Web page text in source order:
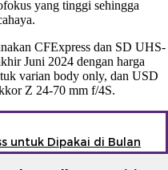
yang tinggi sehingga
CFExpress dan SD UHS-
Juni 2024 dengan harga
varian body only, dan USD
Z 24-70 mm f/4S.
untuk Dipakai di Bulan